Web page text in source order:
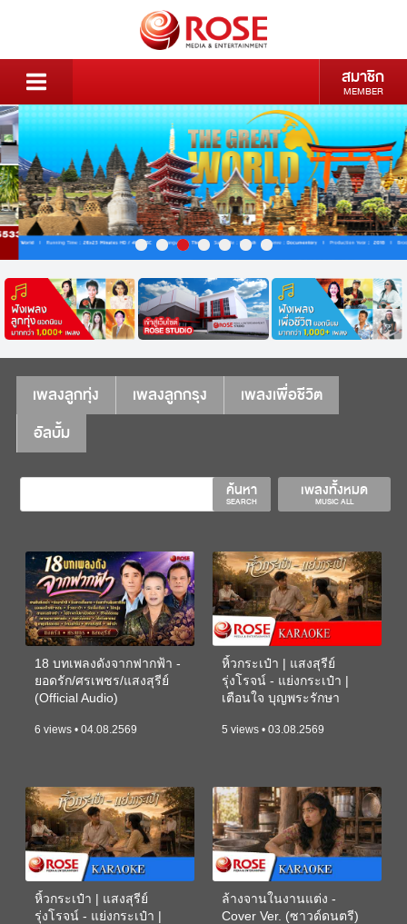
สมาชิก
MEMBER
เพลงลูกทุ่ง เพลงลูกกรุง
เพลงเพื่อชีวิต
อัลบั้ม
เพลงทั้งหมด
MUSIC ALL
ค้นหา
SEARCH
18 บทเพลงดังจากฟากฟ้า -
ยอดรัก/ศรเพชร/แสงสุรีย์
(Official Audio)
6 views • 04.08.2569
หิ้วกระเป๋า | แสงสุรีย์
รุ่งโรจน์ - แย่งกระเป๋า |
เตือนใจ บุญพระรักษา
5 views • 03.08.2569
หิ้วกระเป๋า | แสงสุรีย์
รุ่งโรจน์ - แย่งกระเป๋า |
ล้างจานในงานแต่ง -
Cover Ver. (ซาวด์ดนตรี)